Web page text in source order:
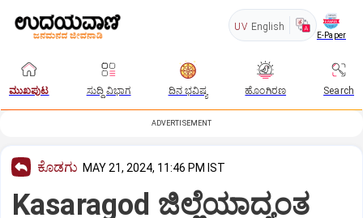
UV English
E-Paper
ಮುಖಪುಟ ಸುದ್ದಿ ವಿಭಾಗ ದಿನ ಭವಿಷ್ಯ ಹೊಂಗಿರಣ Search
ADVERTISEMENT
ಕೊಡಗು MAY 21, 2024, 11:46 PM IST
Kasaragod ಜಿಲ್ಲೆಯಾದ್ಯಂತ